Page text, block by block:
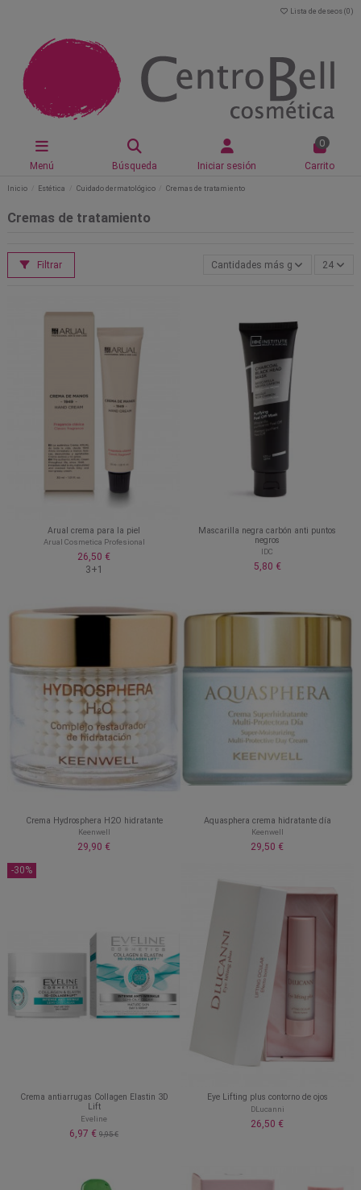
Lista de deseos (0 )
Menú Búsqueda Iniciar sesión
0
Carrito
Inicio Estética Cuidado dermatológico Cremas de tratamiento
Cremas de tratamiento
Filtrar Cantidades más grandes primero
24
Arual crema para la piel
Arual Cosmetica Profesional
26,50 €
3+1
Mascarilla negra carbón anti puntos
negros
IDC
5,80 €
Crema Hydrosphera H2O hidratante
Keenwell
29,90 €
Aquasphera crema hidratante día
Keenwell
29,50 €
-30%
Crema antiarrugas Collagen Elastin 3D
Lift
Eveline
6,97 € 9,95 €
Eye Lifting plus contorno de ojos
DLucanni
26,50 €